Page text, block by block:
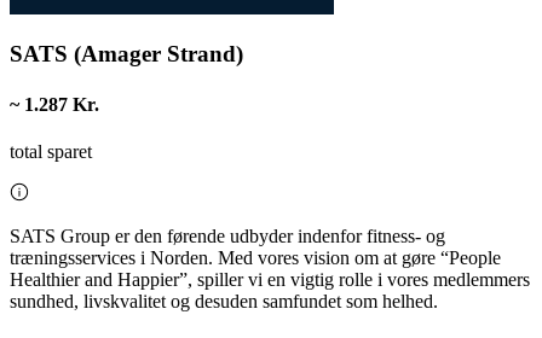
SATS (Amager Strand)
~ 1.287 Kr.
total sparet
SATS Group er den førende udbyder indenfor fitness- og
træningsservices i Norden. Med vores vision om at gøre “People
Healthier and Happier”, spiller vi en vigtig rolle i vores medlemmers
sundhed, livskvalitet og desuden samfundet som helhed.